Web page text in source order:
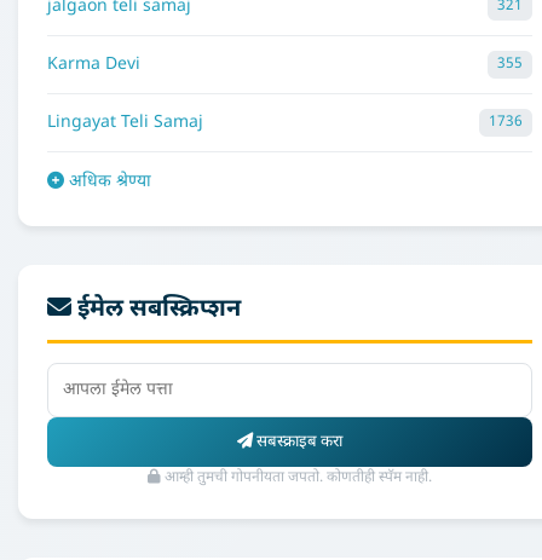
jalgaon teli samaj 321
Karma Devi 355
Lingayat Teli Samaj 1736
अधिक श्रेण्या
ईमेल सबस्क्रिप्शन
सबस्क्राइब करा
आम्ही तुमची गोपनीयता जपतो. कोणतीही स्पॅम नाही.